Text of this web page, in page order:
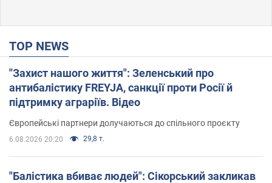
TOP NEWS
"Захист нашого життя": Зеленський про
антибалістику FREYJA, санкції проти Росії й
підтримку аграріїв. Відео
Європейські партнери долучаються до спільного проєкту
6.08.2026 20:20 29,8 т.
"Балістика вбиває людей": Сікорський закликав